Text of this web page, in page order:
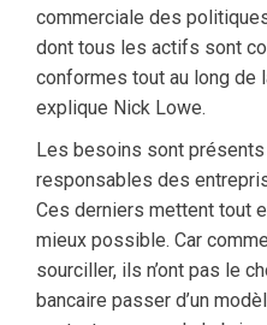
commerciale des
dont tous les actifs sont
conformes tout au long de
explique Nick Lowe.
Les besoins sont présents
responsables des
Ces derniers mettent tout
mieux possible. Car
sourciller, ils n’ont pas le
bancaire passer d’un